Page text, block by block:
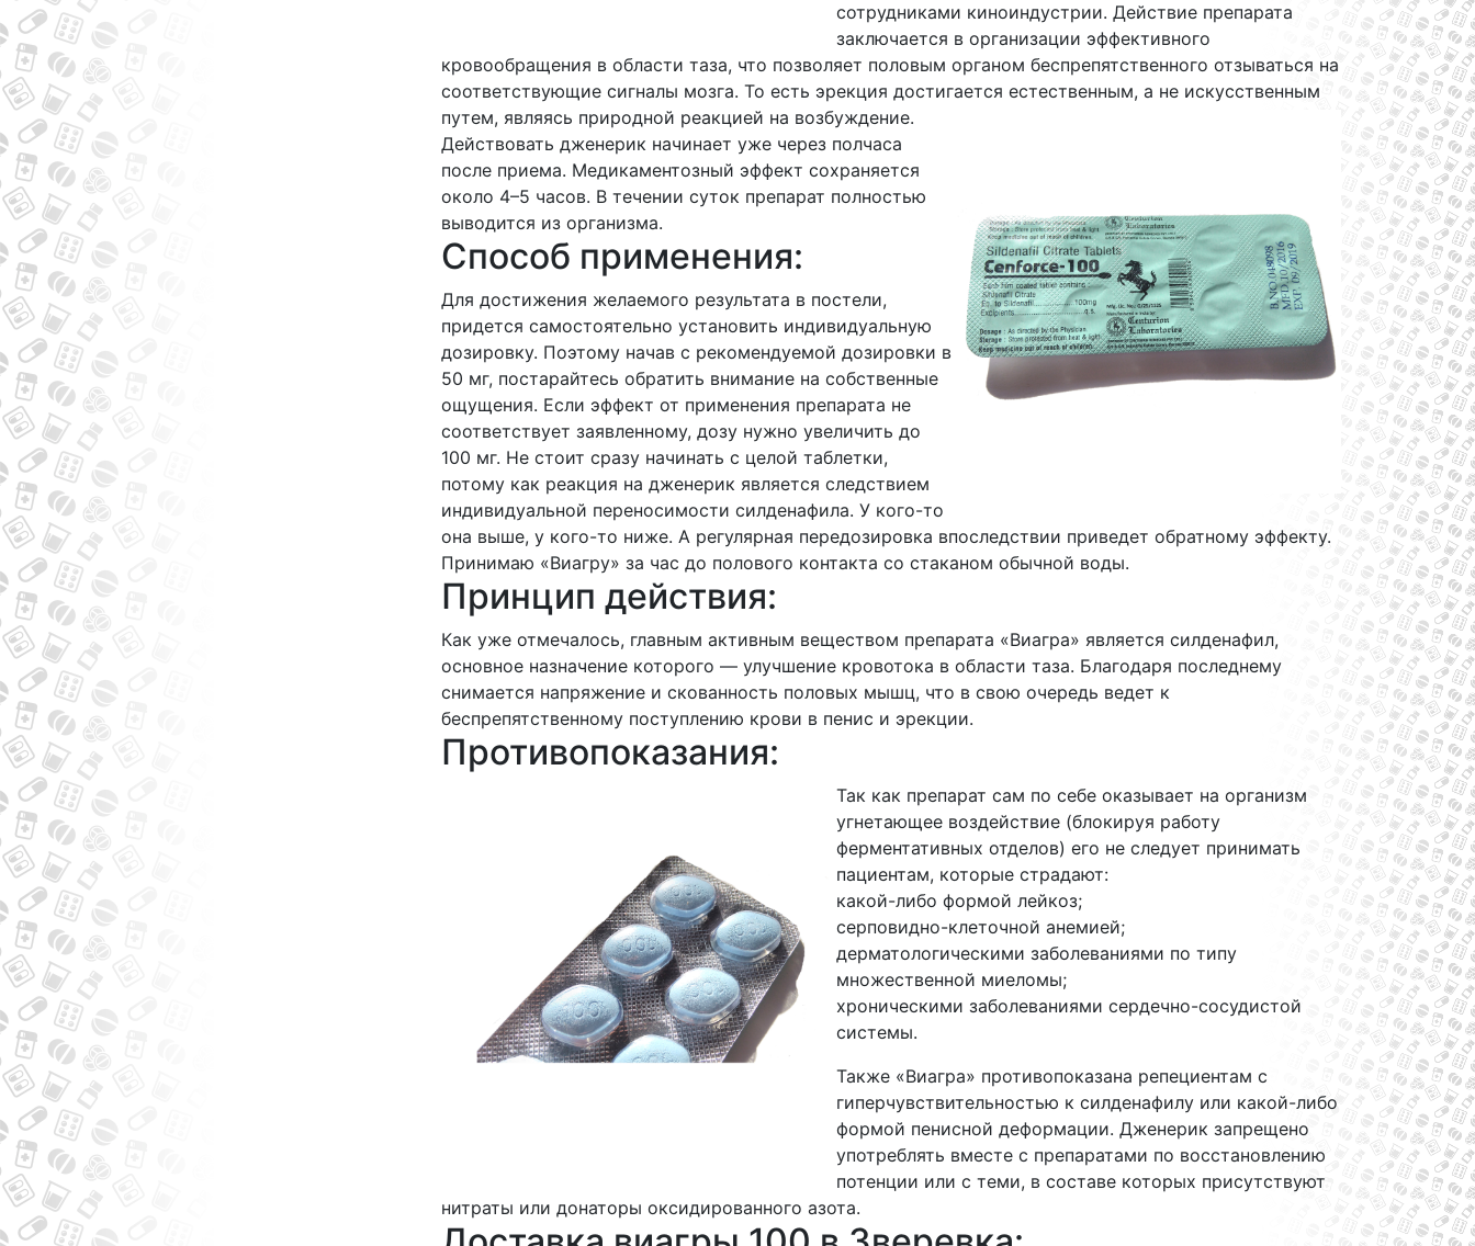
сотрудниками киноиндустрии. Действие препарата
заключается в организации эффективного
кровообращения в области таза, что позволяет половым органом беспрепятственного отзываться на
соответствующие сигналы мозга. То есть эрекция достигается естественным, а не искусственным
путем, являясь природной реакцией на возбуждение.
Действовать дженерик начинает уже через полчаса
после приема. Медикаментозный эффект сохраняется
около 4–5 часов. В течении суток препарат полностью
выводится из организма.
Способ применения:
Для достижения желаемого результата в постели,
придется самостоятельно установить индивидуальную
дозировку. Поэтому начав с рекомендуемой дозировки в
50 мг, постарайтесь обратить внимание на собственные
ощущения. Если эффект от применения препарата не
соответствует заявленному, дозу нужно увеличить до
100 мг. Не стоит сразу начинать с целой таблетки,
потому как реакция на дженерик является следствием
индивидуальной переносимости силденафила. У кого-то
она выше, у кого-то ниже. А регулярная передозировка впоследствии приведет обратному эффекту.
Принимаю «Виагру» за час до полового контакта со стаканом обычной воды.
Принцип действия:
Как уже отмечалось, главным активным веществом препарата «Виагра» является силденафил,
основное назначение которого — улучшение кровотока в области таза. Благодаря последнему
снимается напряжение и скованность половых мышц, что в свою очередь ведет к
беспрепятственному поступлению крови в пенис и эрекции.
Противопоказания:
Так как препарат сам по себе оказывает на организм
угнетающее воздействие (блокируя работу
ферментативных отделов) его не следует принимать
пациентам, которые страдают:
какой-либо формой лейкоз;
серповидно-клеточной анемией;
дерматологическими заболеваниями по типу
множественной миеломы;
хроническими заболеваниями сердечно-сосудистой
системы.
Также «Виагра» противопоказана репециентам с
гиперчувствительностью к силденафилу или какой-либо
формой пенисной деформации. Дженерик запрещено
употреблять вместе с препаратами по восстановлению
потенции или с теми, в составе которых присутствуют
нитраты или донаторы оксидированного азота.